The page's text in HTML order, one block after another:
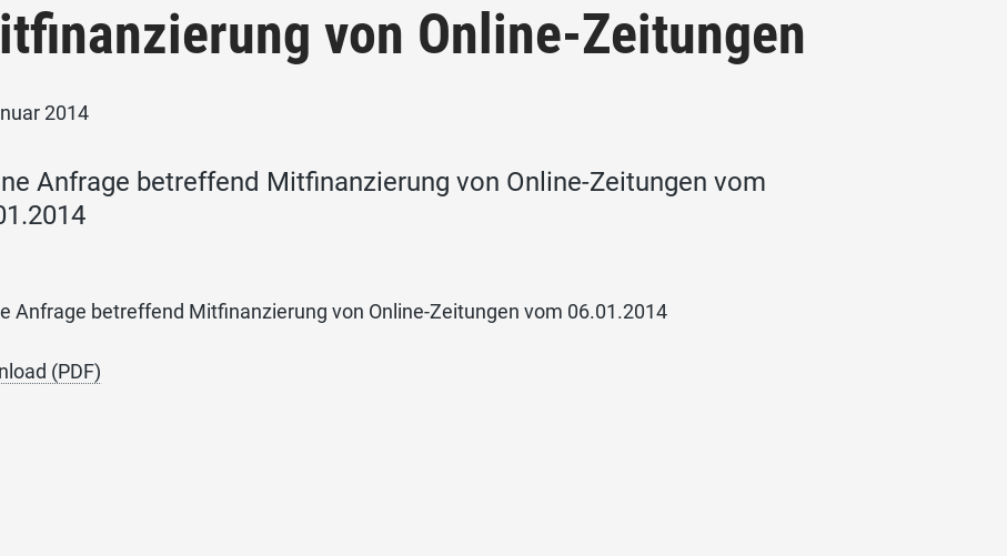
von Online-Zeitungen
2014
Anfrage betreffend Mitfinanzierung von Online-Zeitungen vom
Anfrage betreffend Mitfinanzierung von Online-Zeitungen vom 06.01.2014
(PDF)